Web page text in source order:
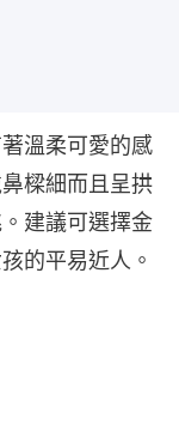
溫柔可愛的感
樑細而且呈拱
建議可選擇金
的平易近人。